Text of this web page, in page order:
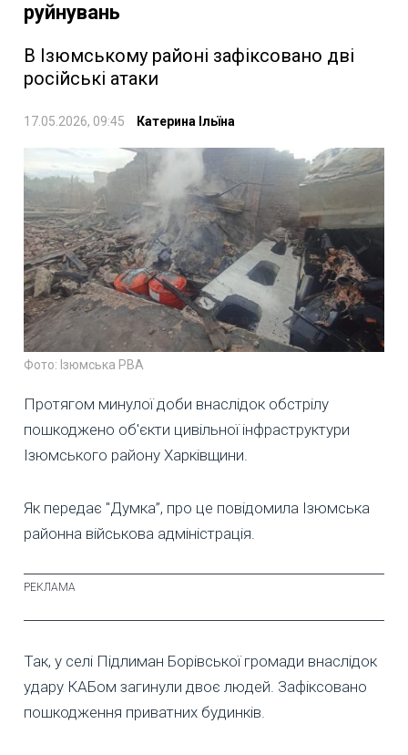
руйнувань
В Ізюмському районі зафіксовано дві
російські атаки
17.05.2026, 09:45 Катерина Ільїна
Фото: Ізюмська РВА
Протягом минулої доби внаслідок обстрілу
пошкоджено об'єкти цивільної інфраструктури
Ізюмського району Харківщини.
Як передає "Думка”, про це повідомила Ізюмська
районна військова адміністрація.
Так, у селі Підлиман Борівської громади внаслідок
удару КАБом загинули двоє людей. Зафіксовано
пошкодження приватних будинків.